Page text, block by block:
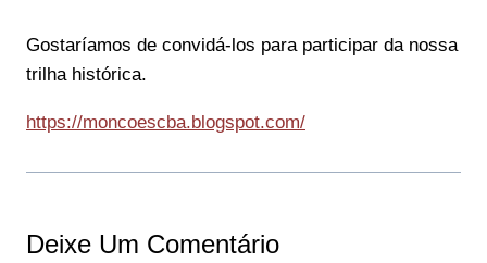
Gostaríamos de convidá-los para participar da nossa
trilha histórica.
https://moncoescba.blogspot.com/
Deixe Um Comentário